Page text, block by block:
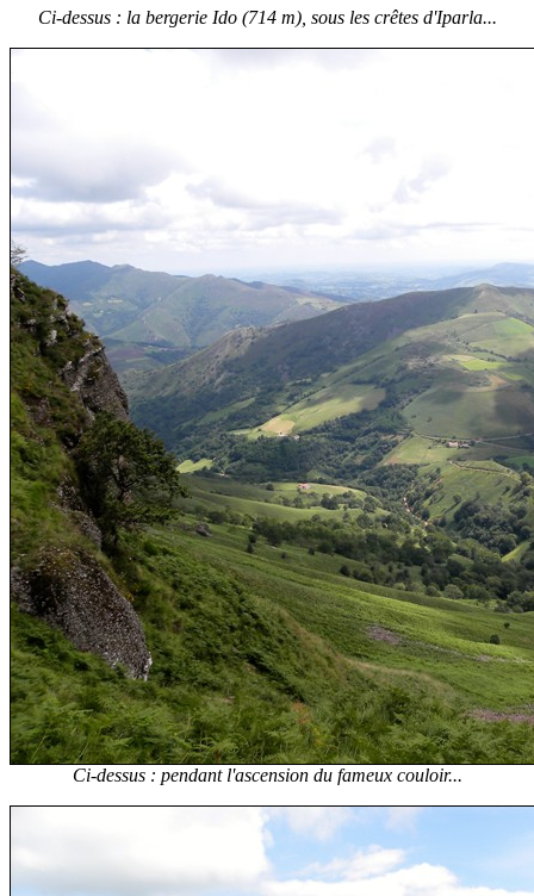
Ci-dessus : la bergerie Ido (714 m), sous les crêtes d'Iparla...
Ci-dessus : pendant l'ascension du fameux couloir...